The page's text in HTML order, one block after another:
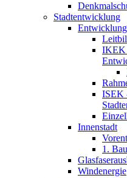
Stadtentwicklung
IKEK
ISEK
Innenstadt
1.
Windenergie